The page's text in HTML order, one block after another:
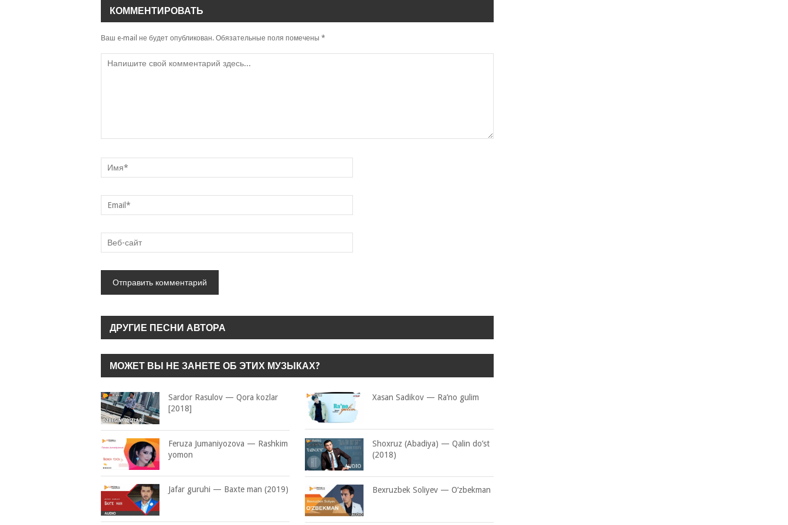
КОММЕНТИРОВАТЬ
Ваш e-mail не будет опубликован. Обязательные поля помечены *
ДРУГИЕ ПЕСНИ АВТОРА
МОЖЕТ ВЫ НЕ ЗАНЕТЕ ОБ ЭТИХ МУЗЫКАХ?
Sardor Rasulov — Qora kozlar
[2018]
Xasan Sadikov — Ra’no gulim
Feruza Jumaniyozova — Rashkim
yomon
Shoxruz (Abadiya) — Qalin do’st
(2018)
Jafar guruhi — Baxte man (2019) Bexruzbek Soliyev — O’zbekman